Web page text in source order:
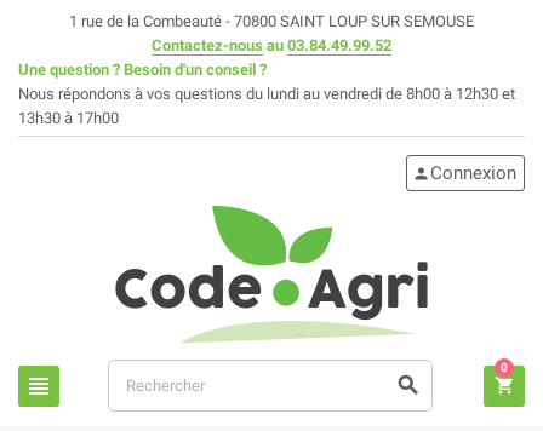
1 rue de la Combeauté - 70800 SAINT LOUP SUR SEMOUSE
Contactez-nous au 03.84.49.99.52
Une question ? Besoin d'un conseil ?
Nous répondons à vos questions du lundi au vendredi de 8h00 à 12h30 et
13h30 à 17h00
view_headline search
person Connexion
shopping_cart
0